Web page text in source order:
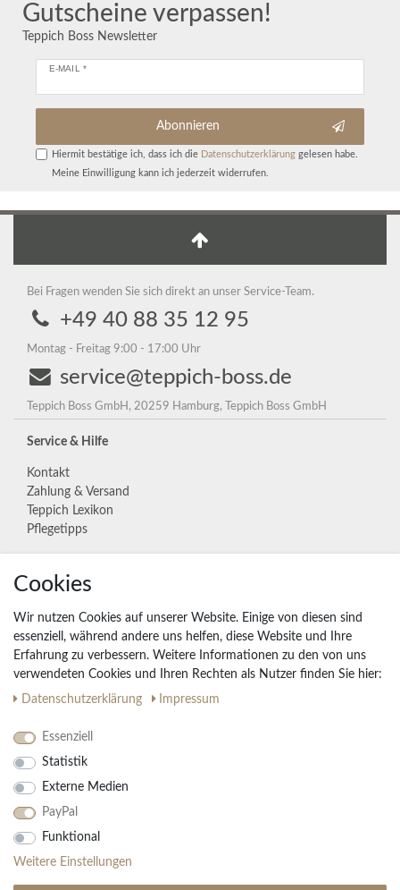
Gutscheine verpassen!
Teppich Boss Newsletter
E-MAIL *
Abonnieren
Hiermit bestätige ich, dass ich die Daten­schutz­erklärunggelesen habe.
Meine Einwilligung kann ich jederzeit widerrufen.
Bei Fragen wenden Sie sich direkt an unser Service-Team.
+49 40 88 35 12 95
Montag - Freitag 9:00 - 17:00 Uhr
service@teppich-boss.de
Teppich Boss GmbH, 20259 Hamburg, Teppich Boss GmbH
Service & Hilfe
Kontakt
Zahlung & Versand
Teppich Lexikon
Pflegetipps
Unternehmen
Widerrufs­recht
Vertrag widerrufen
Impressum
Daten­schutz­erklärung
AGB
Ihre Vorteile
30 Tage Rückgaberecht
Große Auswahl
Kauf auf Rechnung
Einfache Auftragsverfolgung
Cookies
Wir nutzen Cookies auf unserer Website. Einige von diesen sind
essenziell, während andere uns helfen, diese Website und Ihre
Erfahrung zu verbessern. Weitere Informationen zu den von uns
verwendeten Cookies und Ihren Rechten als Nutzer finden Sie hier:
Daten­schutz­erklärung
Impressum
Essenziell
Statistik
Externe Medien
PayPal
Funktional
Weitere Einstellungen